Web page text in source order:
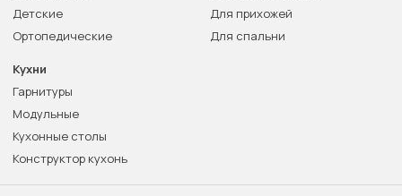
Детские
Ортопедические
Для прихожей
Для спальни
Кухни
Гарнитуры
Модульные
Кухонные столы
Конструктор кухонь